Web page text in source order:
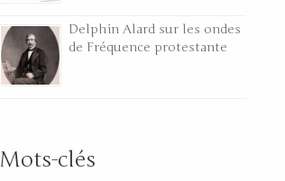
Delphin Alard sur les ondes
de Fréquence protestante
Mots-clés